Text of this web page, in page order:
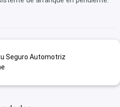
Seguro Automotriz